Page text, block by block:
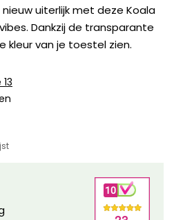
uiterlijk met deze Koala
Dankzij de transparante
kleur van je toestel zien.